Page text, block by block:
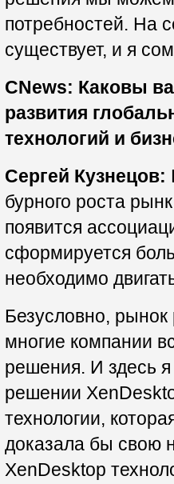
потребностей. На
существует, и я
CNews: Каковы
развития
технологий и
Сергей Кузнецов:
бурного роста
появится
сформируется
необходимо
Безусловно, рынок
многие компании
решения. И здесь
решении
технологии,
доказала бы свою
XenDesktop